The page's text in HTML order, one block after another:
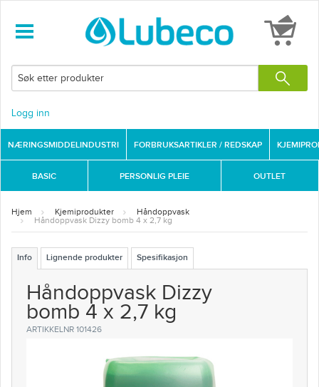
Logg inn
NÆRINGSMIDDELINDUSTRI FORBRUKSARTIKLER / REDSKAP
BASIC PERSONLIG PLEIE OUTLET
Hjem Kjemiprodukter
Håndoppvask
Håndoppvask Dizzy bomb 4 x 2,7 kg
Info Lignende produkter Spesifikasjon
Håndoppvask Dizzy
bomb 4 x 2,7 kg
ARTIKKELNR 101426